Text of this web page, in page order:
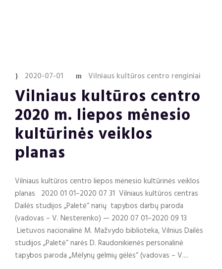
2020-07-01 Vilniaus kultūros centro renginiai
Vilniaus kultūros centro
2020 m. liepos mėnesio
kultūrinės veiklos
planas
Vilniaus kultūros centro liepos mėnesio kultūrinės veiklos
planas 2020 01 01–2020 07 31 Vilniaus kultūros centras
Dailės studijos „Paletė“ narių tapybos darbų paroda
(vadovas – V. Nesterenko) — 2020 07 01–2020 09 13
Lietuvos nacionalinė M. Mažvydo biblioteka, Vilnius Dailės
studijos „Paletė“ narės D. Raudonikienės personalinė
tapybos paroda „Mėlynų gelmių gėlės“ (vadovas – V....